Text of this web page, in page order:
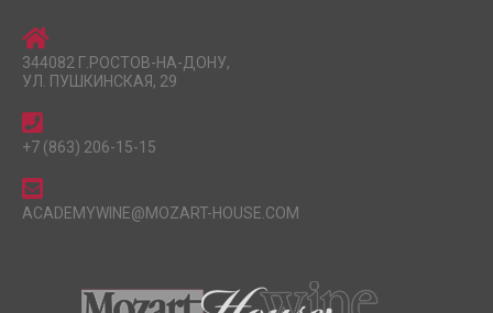
344082 Г.РОСТОВ-НА-ДОНУ,
УЛ. ПУШКИНСКАЯ, 29
+7 (863) 206-15-15
ACADEMYWINE@MOZART-HOUSE.COM